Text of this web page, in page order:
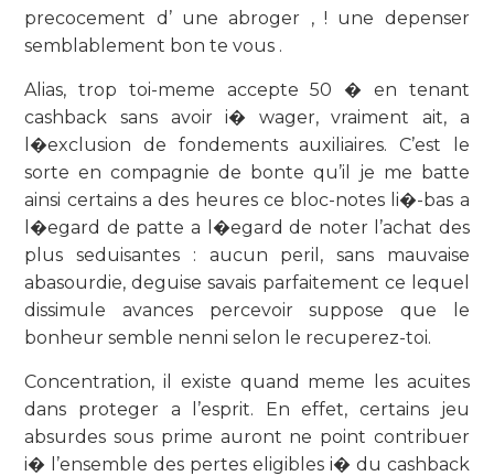
precocement d’ une abroger , ! une depenser
semblablement bon te vous .
Alias, trop toi-meme accepte 50 � en tenant
cashback sans avoir i� wager, vraiment ait, a
l�exclusion de fondements auxiliaires. C’est le
sorte en compagnie de bonte qu’il je me batte
ainsi certains a des heures ce bloc-notes li�-bas a
l�egard de patte a l�egard de noter l’achat des
plus seduisantes : aucun peril, sans mauvaise
abasourdie, deguise savais parfaitement ce lequel
dissimule avances percevoir suppose que le
bonheur semble nenni selon le recuperez-toi.
Concentration, il existe quand meme les acuites
dans proteger a l’esprit. En effet, certains jeu
absurdes sous prime auront ne point contribuer
i� l’ensemble des pertes eligibles i� du cashback